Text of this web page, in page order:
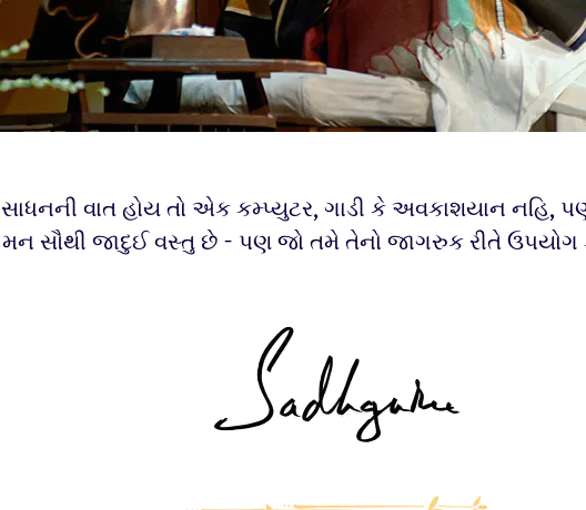
સાધનની વાત હોય તો એક કમ્પ્યુટર, ગાડી કે અવકાશયાન નહિ,
મન સૌથી જાદુઈ વસ્તુ છે - પણ જો તમે તેનો જાગરુક રીતે ઉપયોગ